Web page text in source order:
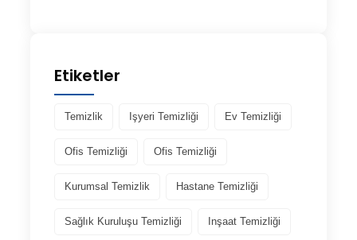
Etiketler
Temizlik Işyeri Temizliği Ev Temizliği
Ofis Temizliği Ofis Temizliği
Kurumsal Temizlik Hastane Temizliği
Sağlık Kuruluşu Temizliği Inşaat Temizliği